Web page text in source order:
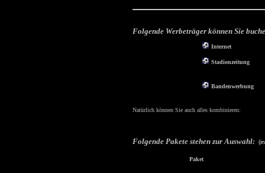
Folgende Werbeträger können Sie
Internet
Stadionzeitung
Bandenwerbung
Natürlich können Sie auch alles kombinieren:
Folgende Pakete stehen zur Auswahl:
Paket